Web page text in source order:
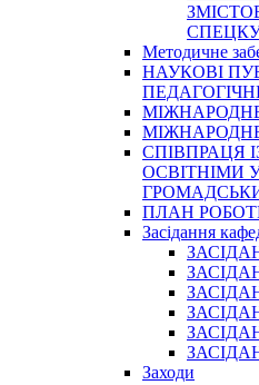
Методичне
НАУКОВІ
СПІВПРАЦЯ
ОСВІТНІМИ
ПЛАН
Засідання
Заходи